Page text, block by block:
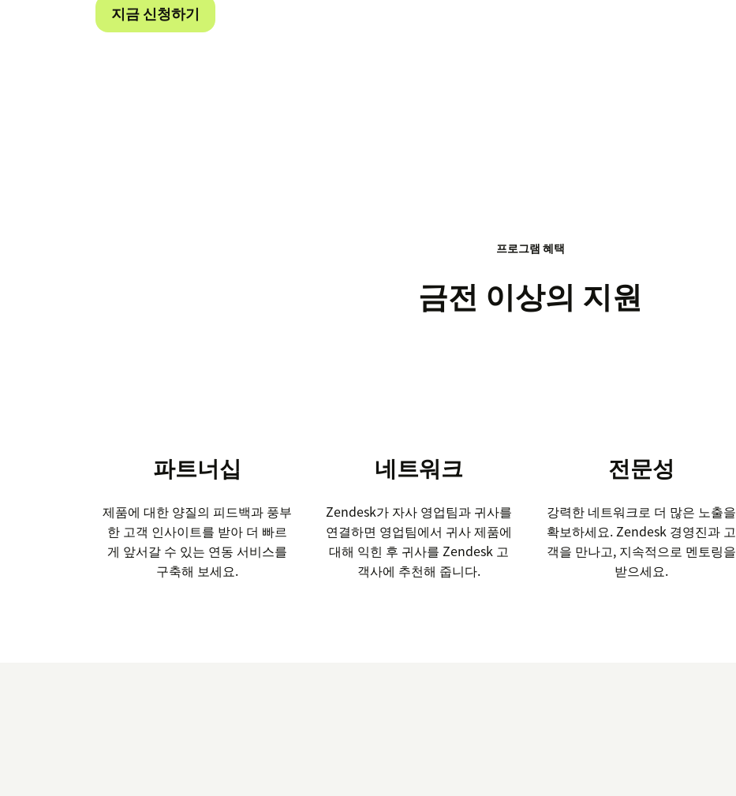
지금 신청하기
프로그램 혜택
금전 이상의 지원
파트너십
제품에 대한 양질의 피드백과 풍부
한 고객 인사이트를 받아 더 빠르
게 앞서갈 수 있는 연동 서비스를
구축해 보세요.
네트워크
Zendesk가 자사 영업팀과 귀사를
연결하면 영업팀에서 귀사 제품에
대해 익힌 후 귀사를 Zendesk 고
객사에 추천해 줍니다.
전문성
강력한 네트워크로 더 많은 노출을
확보하세요. Zendesk 경영진과 고
객을 만나고, 지속적으로 멘토링을
받으세요.